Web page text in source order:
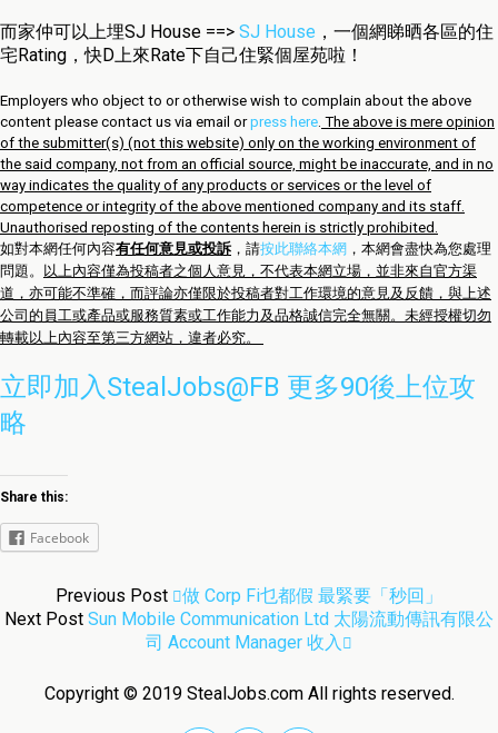
而家仲可以上埋SJ House ==> SJ House ，一個網睇晒各區的住
宅Rating，快D上來Rate下自己住緊個屋苑啦！
Employers who object to or otherwise wish to complain about the above
content please contact us via email orpress here. The above is mere opinion
of the submitter(s) (not this website) only on the working environment of
the said company, not from an official source, might be inaccurate, and in no
way indicates the quality of any products or services or the level of
competence or integrity of the above mentioned company and its staff.
Unauthorised reposting of the contents herein is strictly prohibited.
如對本網任何內容有任何意見或投訴 ，請按此聯絡本網 ，本網會盡快為您處理
問題。
以上內容僅為投稿者之個人意見，不代表本網立場，並非來自官方渠
道，亦可能不準確，而評論亦僅限於投稿者對工作環境的意見及反饋，與上述
公司的員工或產品或服務質素或工作能力及品格誠信完全無關。未經授權切勿
轉載以上內容至第三方網站，違者必究。
立即加入StealJobs@FB 更多90後上位攻
略
Share this:
Facebook
Previous Post
做 Corp Fi乜都假 最緊要「秒回」
Next Post Sun Mobile Communication Ltd 太陽流動傳訊有限公
司 Account Manager 收入
Copyright © 2019 StealJobs.com All rights reserved.